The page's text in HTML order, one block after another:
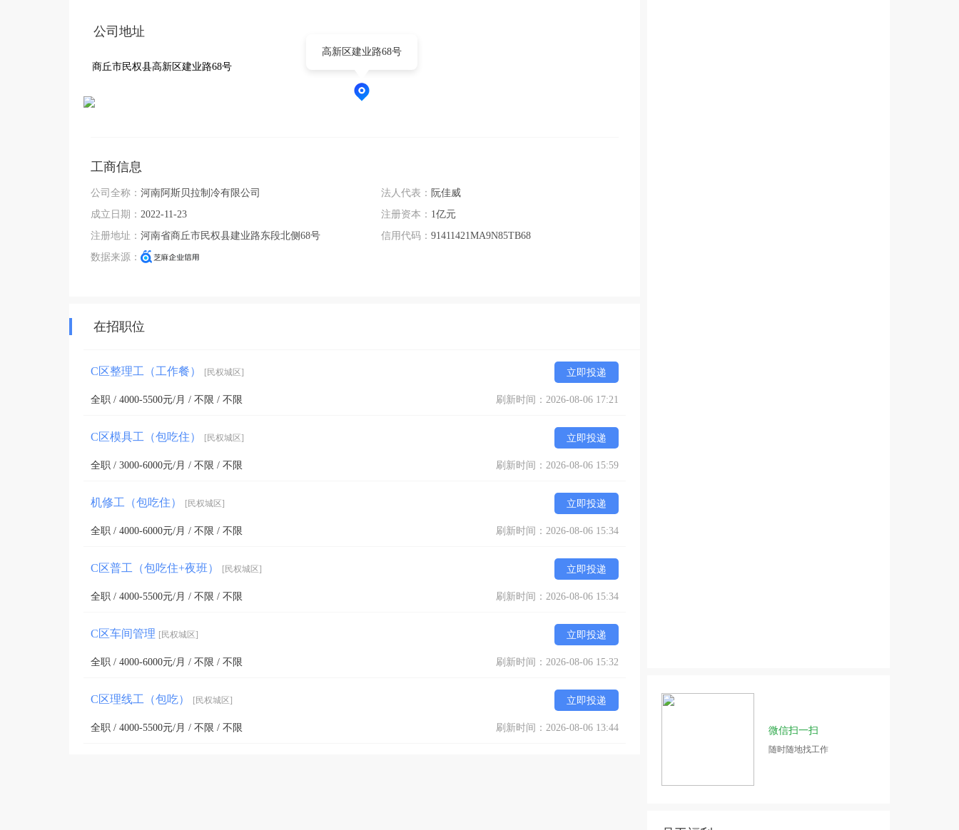
公司地址
商丘市民权县高新区建业路68号
高新区建业路68号
工商信息
公司全称： 河南阿斯贝拉制冷有限公司
成立日期： 2022-11-23
注册地址： 河南省商丘市民权县建业路东段北侧68号
数据来源：
法人代表： 阮佳威
注册资本： 1亿元
信用代码： 91411421MA9N85TB68
在招职位
C区整理工（工作餐） [民权城区] 立即投递
全职 / 4000-5500元/月 / 不限 / 不限 刷新时间：2026-08-06 17:21
C区模具工（包吃住） [民权城区] 立即投递
全职 / 3000-6000元/月 / 不限 / 不限 刷新时间：2026-08-06 15:59
机修工（包吃住） [民权城区] 立即投递
全职 / 4000-6000元/月 / 不限 / 不限 刷新时间：2026-08-06 15:34
C区普工（包吃住+夜班） [民权城区] 立即投递
全职 / 4000-5500元/月 / 不限 / 不限 刷新时间：2026-08-06 15:34
C区车间管理 [民权城区] 立即投递
全职 / 4000-6000元/月 / 不限 / 不限 刷新时间：2026-08-06 15:32
C区理线工（包吃） [民权城区] 立即投递
全职 / 4000-5500元/月 / 不限 / 不限 刷新时间：2026-08-06 13:44 微信扫一扫
随时随地找工作